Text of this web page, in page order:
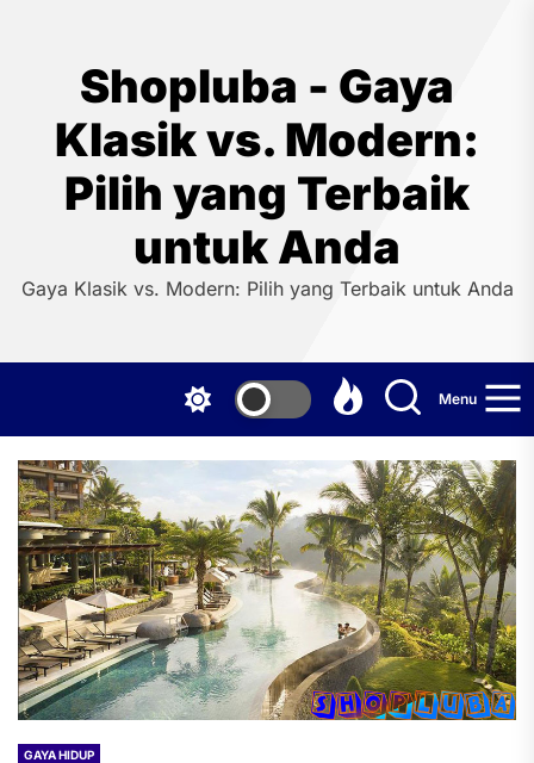
Shopluba - Gaya
Klasik vs. Modern:
Pilih yang Terbaik
untuk Anda
Gaya Klasik vs. Modern: Pilih yang Terbaik untuk Anda
Menu
GAYA HIDUP